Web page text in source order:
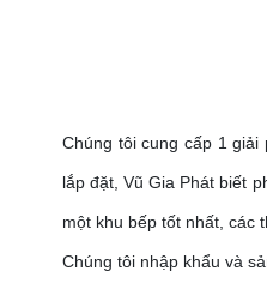
Chúng tôi cung cấp 1
lắp đặt, Vũ Gia Phát biết
một khu bếp tốt nhất, các
Chúng tôi nhập khẩu và